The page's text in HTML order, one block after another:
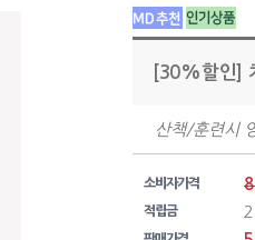
[30%할인]
산책/훈련시
소비자가격
적립금